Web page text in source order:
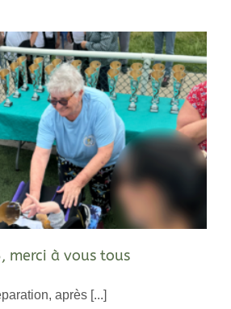
merci à vous tous
après [...]